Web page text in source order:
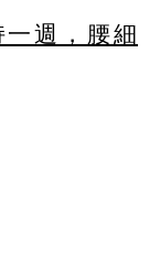
週，腰細